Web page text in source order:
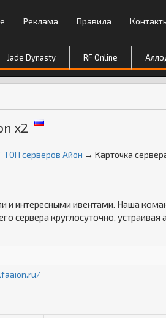
Реклама Правила
Jade Dynasty RF Online
x2
ТОП серверов Айон → Карточка
и интересными ивентами. Наша
сервера круглосуточно, устраивая